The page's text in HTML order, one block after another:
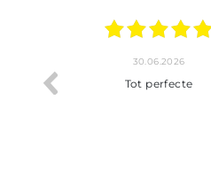
30.06.2026
Tot perfecte